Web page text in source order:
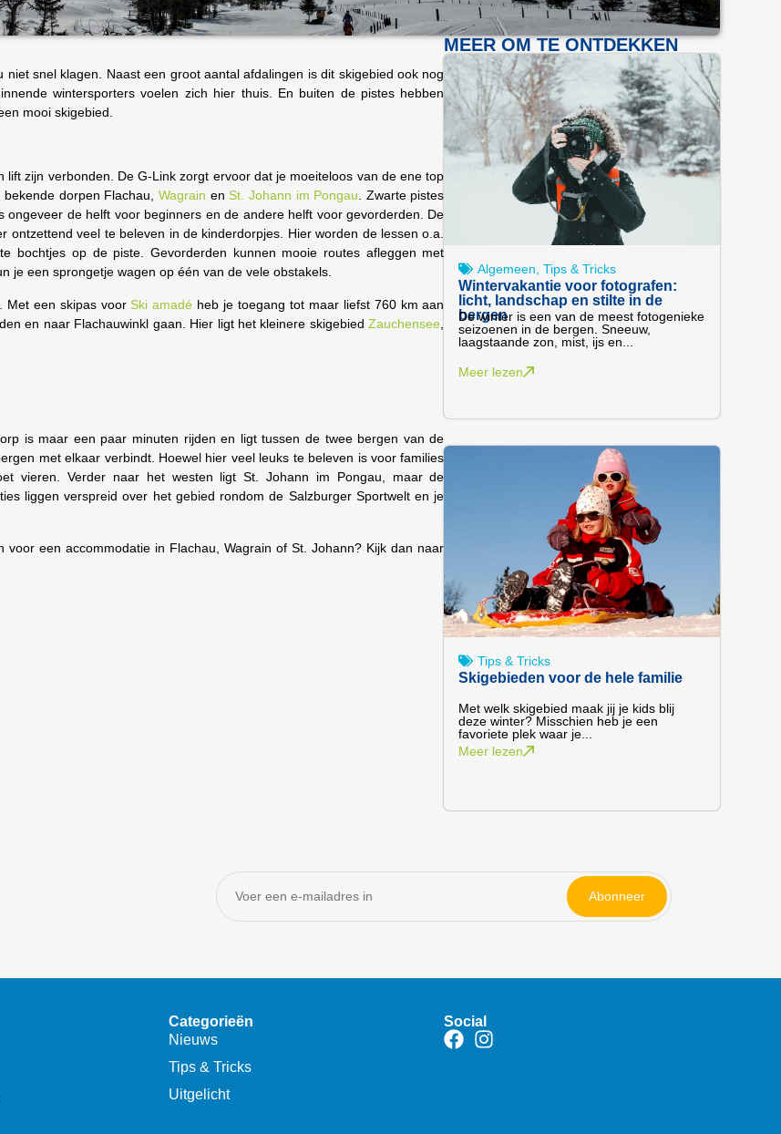
snel klagen. Naast een groot aantal afdalingen is dit skigebied ook nog
wintersporters voelen zich hier thuis. En buiten de pistes hebben
mooi skigebied.
zijn verbonden. De G-Link zorgt ervoor dat je moeiteloos van de ene top
dorpen Flachau, Wagrain en St. Johann im Pongau. Zwarte pistes
de helft voor beginners en de andere helft voor gevorderden. De
ontzettend veel te beleven in de kinderdorpjes. Hier worden de lessen o.a.
bochtjes op de piste. Gevorderden kunnen mooie routes afleggen met
je een sprongetje wagen op één van de vele obstakels.
Met een skipas voor Ski amadé heb je toegang tot maar liefst 760 km aan
en naar Flachauwinkl gaan. Hier ligt het kleinere skigebiedZauchensee
is maar een paar minuten rijden en ligt tussen de twee bergen van de
met elkaar verbindt. Hoewel hier veel leuks te beleven is voor families
vieren. Verder naar het westen ligt St. Johann im Pongau, maar de
liggen verspreid over het gebied rondom de Salzburger Sportwelt en je
een accommodatie in Flachau, Wagrain of St. Johann? Kijk dan naar
MEER OM TE ONTDEKKEN
Algemeen ,Tips & Tricks
Wintervakantie voor fotografen:
licht, landschap en stilte in de
bergen
De winter is een van de meest fotogenieke
seizoenen in de bergen. Sneeuw,
laagstaande zon, mist, ijs en...
Meer lezen
Tips & Tricks
Skigebieden voor de hele familie
Met welk skigebied maak jij je kids blij
deze winter? Misschien heb je een
favoriete plek waar je...
Meer lezen
Abonneer
Categorieën
Nieuws
Tips & Tricks
Uitgelicht
Social